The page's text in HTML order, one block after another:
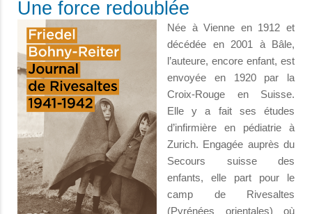
Une force redoublée
Née à Vienne en 1912 et
décédée en 2001 à Bâle,
l’auteure, encore enfant, est
envoyée en 1920 par la
Croix-Rouge en Suisse.
Elle y a fait ses études
d’infirmière en pédiatrie à
Zurich. Engagée auprès du
Secours suisse des
enfants, elle part pour le
camp de Rivesaltes
(Pyrénées orientales) où